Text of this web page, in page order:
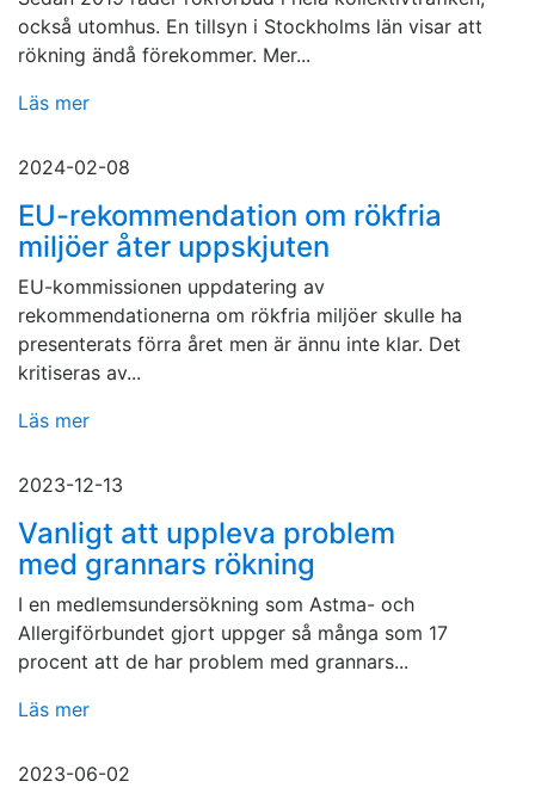
också utomhus. En tillsyn i Stockholms län visar att
rökning ändå förekommer. Mer...
Läs mer
2024-02-08
EU-rekommendation om rökfria
miljöer åter uppskjuten
EU-kommissionen uppdatering av
rekommendationerna om rökfria miljöer skulle ha
presenterats förra året men är ännu inte klar. Det
kritiseras av...
Läs mer
2023-12-13
Vanligt att uppleva problem
med grannars rökning
I en medlemsundersökning som Astma- och
Allergiförbundet gjort uppger så många som 17
procent att de har problem med grannars...
Läs mer
2023-06-02